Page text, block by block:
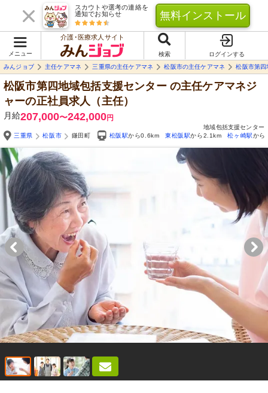
スカウトや選考の連絡を
通知でお知らせ
無料インストール
メニュー
介護･医療求人サイト
検索
ログインする
みんジョブ
主任ケアマネ 三重県の主任ケアマネ 松阪市の主任ケアマネ 松阪市第四
松阪市第四地域包括支援センターの主任ケアマネジ
ャーの正社員求人（主任）
月給207,000〜242,000円
地域包括支援センター
三重県
松阪市 鎌田町 松阪駅から0.6km 東松阪駅から2.1km 松ヶ崎駅から